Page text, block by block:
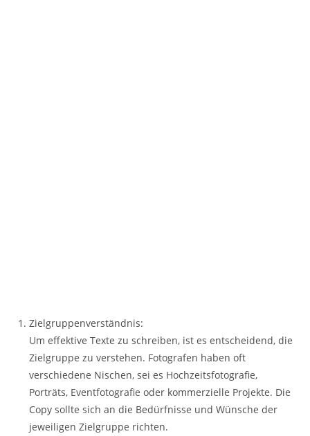
Zielgruppenverständnis:
Um effektive Texte zu schreiben, ist es entscheidend, die
Zielgruppe zu verstehen. Fotografen haben oft
verschiedene Nischen, sei es Hochzeitsfotografie,
Porträts, Eventfotografie oder kommerzielle Projekte. Die
Copy sollte sich an die Bedürfnisse und Wünsche der
jeweiligen Zielgruppe richten.